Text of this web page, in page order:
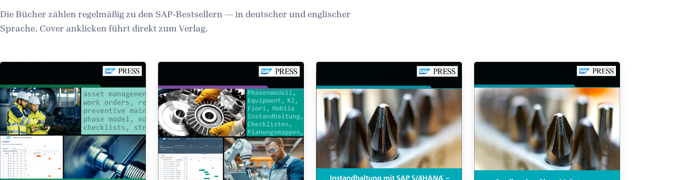
Die Bücher zählen regelmäßig zu den SAP-Bestsellern — in deutscher und englischer
Sprache. Cover anklicken führt direkt zum Verlag.